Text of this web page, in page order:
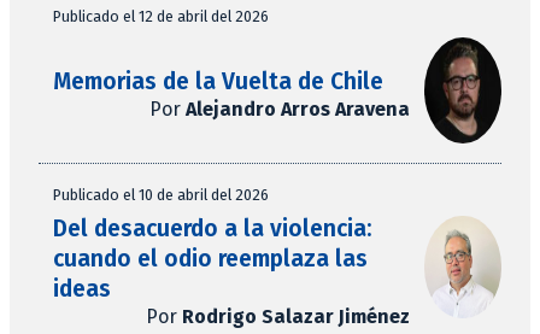
Publicado el 12 de abril del 2026
Memorias de la Vuelta de Chile
Por Alejandro Arros Aravena
Publicado el 10 de abril del 2026
Del desacuerdo a la violencia:
cuando el odio reemplaza las
ideas
Por Rodrigo Salazar Jiménez